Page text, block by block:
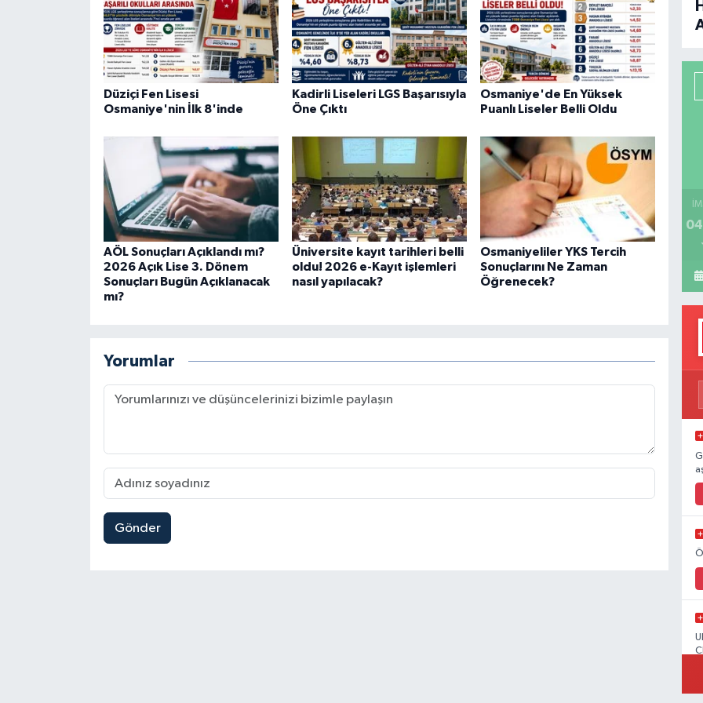
Düziçi Fen Lisesi
Osmaniye'nin İlk 8'inde
Kadirli Liseleri LGS Başarısıyla
Öne Çıktı
Osmaniye'de En Yüksek
Puanlı Liseler Belli Oldu
AÖL Sonuçları Açıklandı mı?
2026 Açık Lise 3. Dönem
Sonuçları Bugün Açıklanacak
mı?
Üniversite kayıt tarihleri belli
oldu! 2026 e-Kayıt işlemleri
nasıl yapılacak?
Osmaniyeliler YKS Tercih
Sonuçlarını Ne Zaman
Öğrenecek?
Yorumlar
Gönder